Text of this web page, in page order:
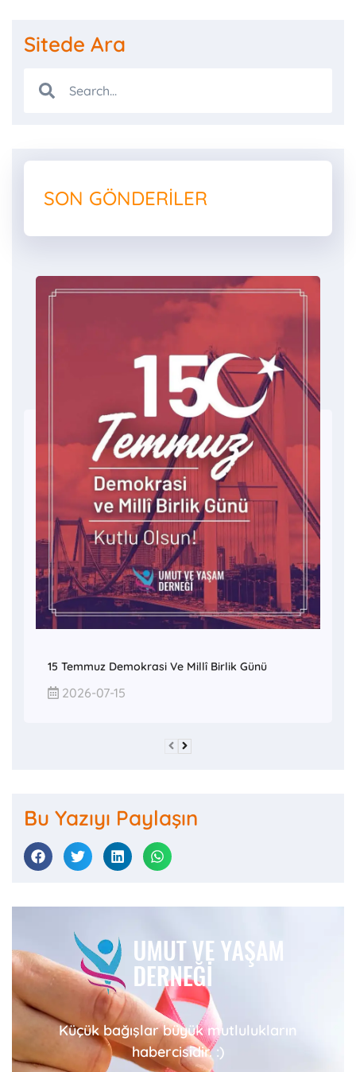
Sitede Ara
SON GÖNDERILER
15 Temmuz Demokrasi Ve Millî Birlik Günü
2026-07-15
Bu Yazıyı Paylaşın
Küçük bağışlar büyük mutlulukların
habercisidir. :)